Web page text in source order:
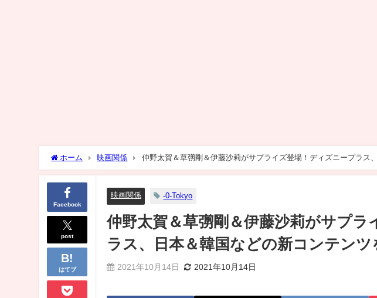
ホーム 映画関係 仲野太賀＆草彅剛＆伊藤沙莉がサプライズ登場！ディズニープラス
Facebook
post
はてブ
映画関係 -0-Tokyo
仲野太賀＆草彅剛＆伊藤沙莉がサプラ
ラス、日本＆韓国などの新コンテンツ
2021年10月14日 2021年10月14日